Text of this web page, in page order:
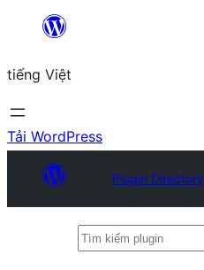
Chuyển
phần
nội
dung
tiếng Việt
Tải WordPress
Plugin Directory
Tìm